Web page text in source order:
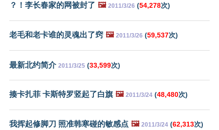
？！李长春家的网被封了 🖼️ 2011/3/26 (54,278次)
老毛和老卡谁的灵魂出了窍 🖼️ 2011/3/26 (59,537次)
最新北约简介 2011/3/25 (33,599次)
揍卡扎菲 卡斯特罗竖起了白旗 🖼️ 2011/3/24 (48,480次)
我挥起修脚刀 照准韩寒碰的敏感点 🖼️ 2011/3/24 (62,313次)